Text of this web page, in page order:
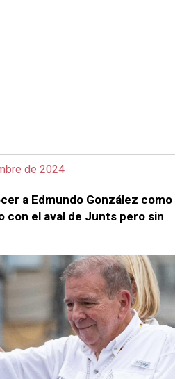
de 2024
a Edmundo González como
con el aval de Junts pero sin